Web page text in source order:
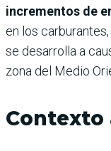
incrementos de
en los
se desarrolla a
zona del Medio
Contexto